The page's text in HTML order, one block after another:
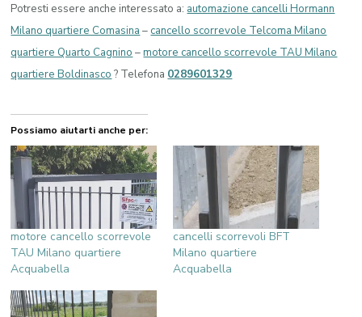
Potresti essere anche interessato a: automazione cancelli Hormann
Milano quartiere Comasina –cancello scorrevole Telcoma Milano
quartiere Quarto Cagnino –motore cancello scorrevole TAU Milano
quartiere Boldinasco ? Telefona 0289601329
Possiamo aiutarti anche per:
motore cancello scorrevole
TAU Milano quartiere
Acquabella
cancelli scorrevoli BFT
Milano quartiere
Acquabella